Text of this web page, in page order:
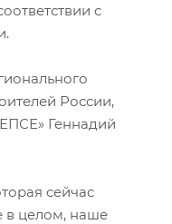
с
России,
Геннадий
сейчас
в целом, наше